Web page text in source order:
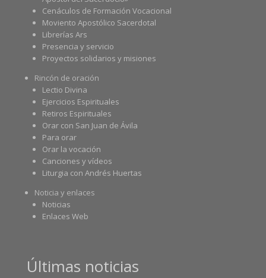
Cenáculos de Formación Vocacional
Moviento Apostólico Sacerdotal
Librerías Ars
Presencia y servicio
Proyectos solidarios y misiones
Rincón de oración
Lectio Divina
Ejercicios Espirituales
Retiros Espirituales
Orar con San Juan de Ávila
Para orar
Orar la vocación
Canciones y vídeos
Liturgia con Andrés Huertas
Noticia y enlaces
Noticias
Enlaces Web
Últimas noticias